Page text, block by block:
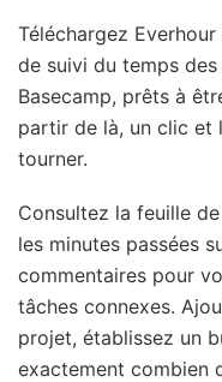
Téléchargez
de suivi du temps
Basecamp, prêts à
partir de là, un clic et
tourner.
Consultez la feuille
les minutes passées
commentaires pour
tâches connexes.
projet, établissez un
exactement combien